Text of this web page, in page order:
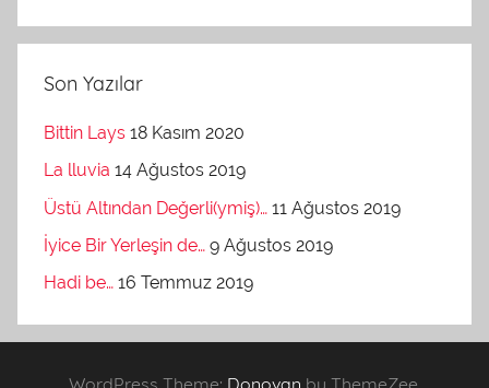
Son Yazılar
Bittin Lays 18 Kasım 2020
La lluvia 14 Ağustos 2019
Üstü Altından Değerli(ymiş)… 11 Ağustos 2019
İyice Bir Yerleşin de… 9 Ağustos 2019
Hadi be… 16 Temmuz 2019